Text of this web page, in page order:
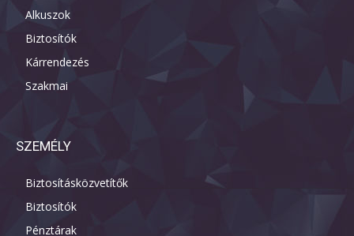
Alkuszok
Biztosítók
Kárrendezés
Szakmai
SZEMÉLY
Biztosításközvetítők
Biztosítók
Pénztárak